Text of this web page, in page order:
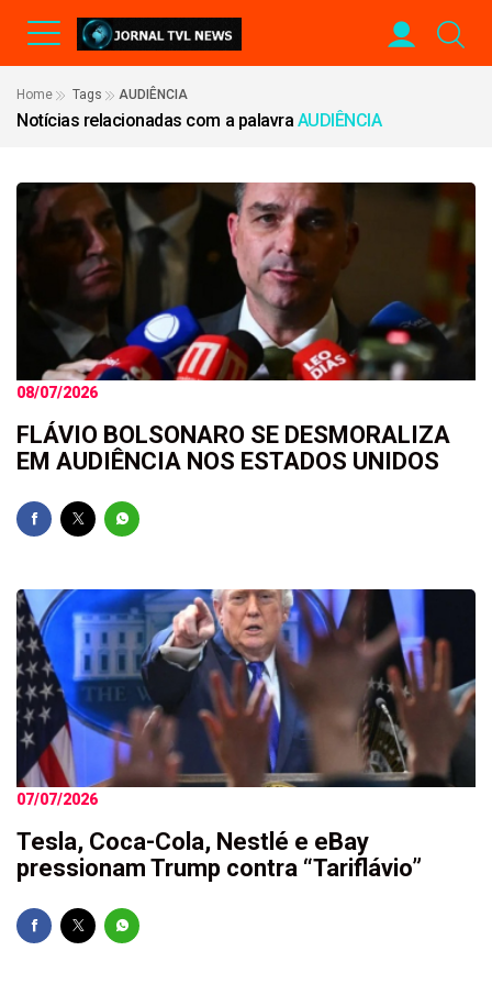
Home Tags AUDIÊNCIA
Notícias relacionadas com a palavra AUDIÊNCIA
08/07/2026
FLÁVIO BOLSONARO SE DESMORALIZA
EM AUDIÊNCIA NOS ESTADOS UNIDOS
07/07/2026
Tesla, Coca-Cola, Nestlé e eBay
pressionam Trump contra “Tariflávio”